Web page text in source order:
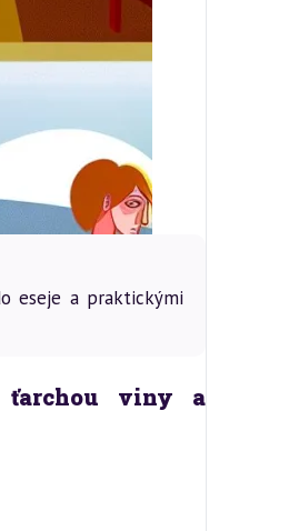
eseje a praktickými
ťarchou viny a